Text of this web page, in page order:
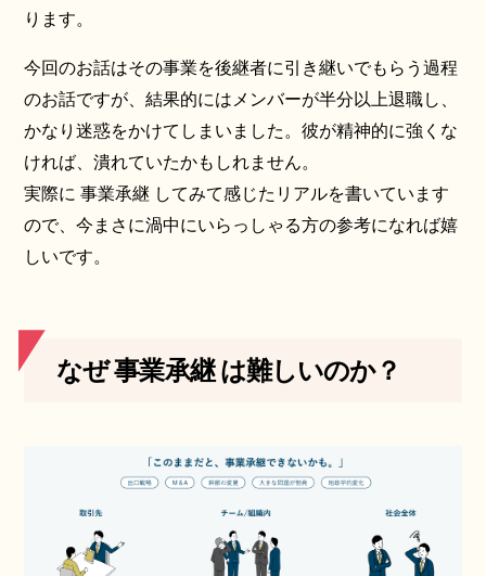
ります。
今回のお話はその事業を後継者に引き継いでもらう過程
のお話ですが、結果的にはメンバーが半分以上退職し、
かなり迷惑をかけてしまいました。彼が精神的に強くな
ければ、潰れていたかもしれません。
実際に 事業承継 してみて感じたリアルを書いています
ので、今まさに渦中にいらっしゃる方の参考になれば嬉
しいです。
なぜ 事業承継 は難しいのか？